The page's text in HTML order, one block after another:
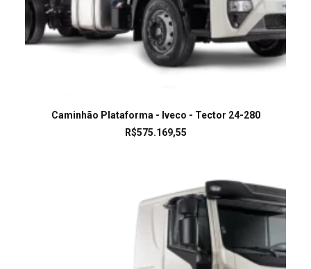
LEIA MAIS
Caminhão Plataforma - Iveco - Tector 24-280
R$575.169,55